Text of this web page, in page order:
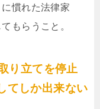
慣れた法律家
もらうこと。
り立てを停止
てしか出来ない